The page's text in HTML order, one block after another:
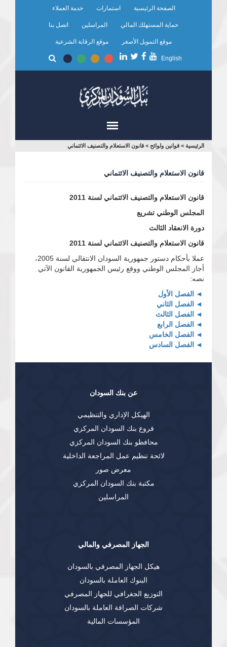
الصفحة الرئيسية استمارات خدمة العملاء
حماية المستهلك المالي المراسلين اتصل بنا
موقع التمويل الأصغر موقع الرقابة الشرعية
English
أنت
هنا
الرئيسية > قوانين ولوائح > قانون الاستعلام والتصنيف الائتماني
قانون الاستعلام والتصنيف الائتماني
قانون الاستعلام والتصنيف الائتماني لسنة 2011
المجلس الوطني تشريع
دورة الانعقاد الثالث
قانون الاستعلام والتصنيف الائتماني لسنة 2011
عملا بأحكام دستور جمهورية السودان الانتقالي لسنة 2005،
أجاز المجلس الوطني ووقع رئيس الجمهورية القانون الآتي
نصه:
الفصل الأول
الفصل الثاني
الفصل الثالث
الفصل الرابع
الفصل الخامس
الفصل السادس
عن بنك السودان
الهيكل الإداري والتنظيمي
فروع بنك السودان المركزي
محافظو بنك السودان المركزي
لائحة تنظيم عمل المراجعة الداخلية
معرض صور
مكتبة بنك السودان المركزي
المراسلين
الجهاز المصرفي والمالي
هيكل الجهاز المصرفي بالسودان
البنوك العاملة بالسودان
التوزيع الجغرافي للجهاز المصرفي
شركات الصرافة العاملة بالسودان
المؤسسات المالية